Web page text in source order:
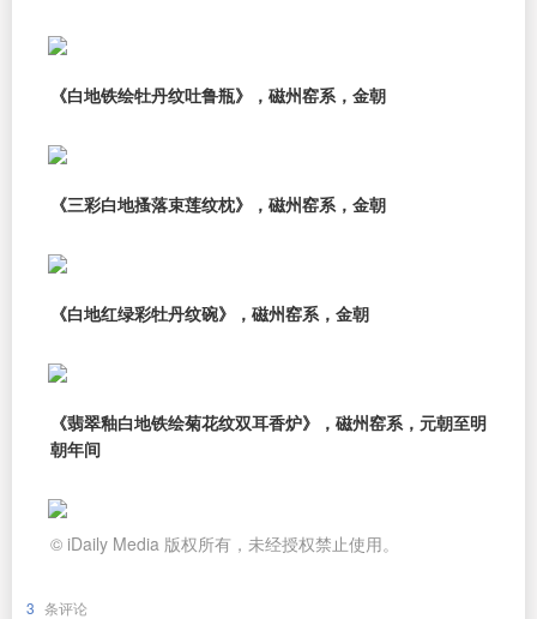
《白地铁绘牡丹纹吐鲁瓶》，磁州窑系，金朝
《三彩白地搔落束莲纹枕》，磁州窑系，金朝
《白地红绿彩牡丹纹碗》，磁州窑系，金朝
《翡翠釉白地铁绘菊花纹双耳香炉》，磁州窑系，元朝至明
朝年间
© iDaily Media 版权所有，未经授权禁止使用。
3 条评论